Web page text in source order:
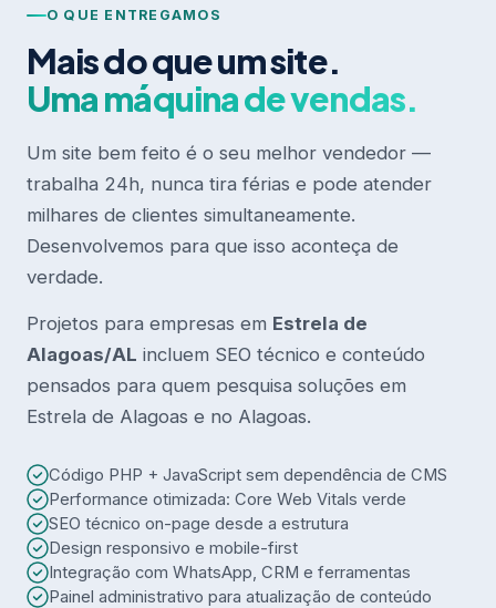
O QUE ENTREGAMOS
Mais do que um site.
Uma máquina de vendas.
Um site bem feito é o seu melhor vendedor —
trabalha 24h, nunca tira férias e pode atender
milhares de clientes simultaneamente.
Desenvolvemos para que isso aconteça de
verdade.
Projetos para empresas em Estrela de
Alagoas/AL incluem SEO técnico e conteúdo
pensados para quem pesquisa soluções em
Estrela de Alagoas e no Alagoas.
Código PHP + JavaScript sem dependência de CMS
Performance otimizada: Core Web Vitals verde
SEO técnico on-page desde a estrutura
Design responsivo e mobile-first
Integração com WhatsApp, CRM e ferramentas
Painel administrativo para atualização de conteúdo